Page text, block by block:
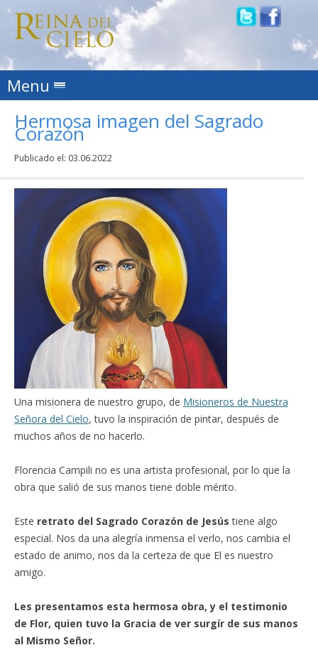
Menu Skip to content
Hermosa imagen del Sagrado
Corazón
Publicado el: 03.06.2022
Una misionera de nuestro grupo, de Misioneros de Nuestra
Señora del Cielo, tuvo la inspiración de pintar, después de
muchos años de no hacerlo.
Florencia Campili no es una artista profesional, por lo que la
obra que salió de sus manos tiene doble mérito.
Este retrato del Sagrado Corazón de Jesús tiene algo
especial. Nos da una alegría inmensa el verlo, nos cambia el
estado de animo, nos da la certeza de que El es nuestro
amigo.
Les presentamos esta hermosa obra, y el testimonio
de Flor, quien tuvo la Gracia de ver surgír de sus manos
al Mismo Señor.